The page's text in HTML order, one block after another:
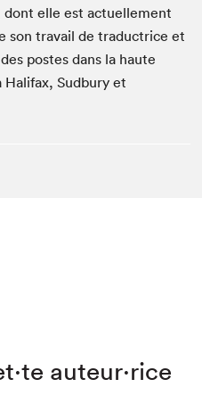
elle est actuellement
son travail de traductrice et
postes dans la haute
Halifax, Sudbury et
auteur·rice